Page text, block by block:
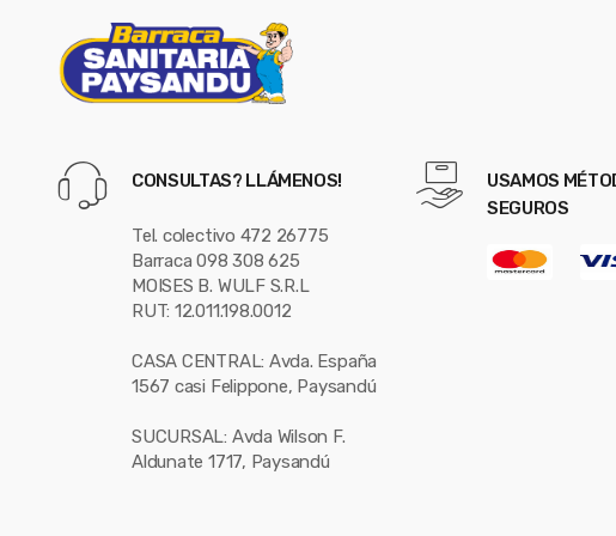
CONSULTAS? LLÁMENOS!
Tel. colectivo 472 26775
Barraca 098 308 625
MOISES B. WULF S.R.L
RUT: 12.011.198.0012
CASA CENTRAL: Avda. España
1567 casi Felippone, Paysandú
SUCURSAL: Avda Wilson F.
Aldunate 1717, Paysandú
USAMOS
SEGUROS